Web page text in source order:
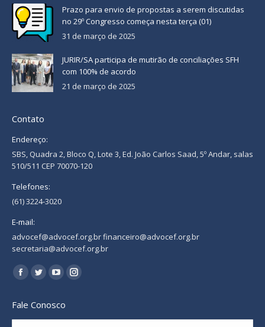
Prazo para envio de propostas a serem discutidas
no 29º Congresso começa nesta terça (01)
31 de março de 2025
JURIR/SA participa de mutirão de conciliações SFH
com 100% de acordo
21 de março de 2025
Contato
Endereço:
SBS, Quadra 2, Bloco Q, Lote 3, Ed. João Carlos Saad, 5º Andar, salas
510/511 CEP 70070-120
Telefones:
(61) 3224-3020
E-mail:
advocef@advocef.org.br financeiro@advocef.org.br
secretaria@advocef.org.br
Encontre-nos em:
Facebook
opens
Twitter
opens
YouTube
opens
Instagram
Fale Conosco